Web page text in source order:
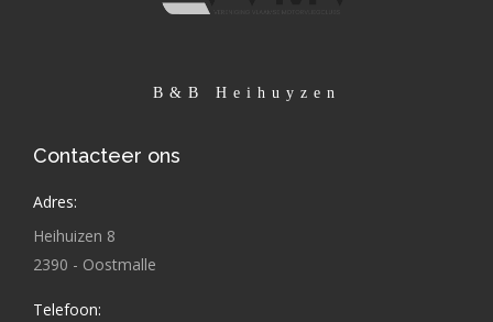
B&B Heihuyzen
Contacteer ons
Adres:
Heihuizen 8
2390 - Oostmalle
Telefoon: